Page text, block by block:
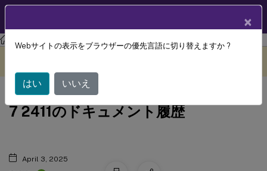
Citrix Virtual Apps and Desktops7 2511
Citrix Virtual Apps and Desktops
7 2411のドキュメント履歴
April 3, 2025
×
Webサイトの表示をブラウザーの優先言語に切り替えますか ?
はい いいえ